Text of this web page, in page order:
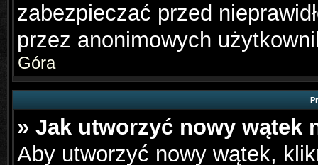
zabezpieczać przed
przez anonimowych
Góra
» Jak utworzyć nowy wątek
Aby utworzyć nowy wątek,